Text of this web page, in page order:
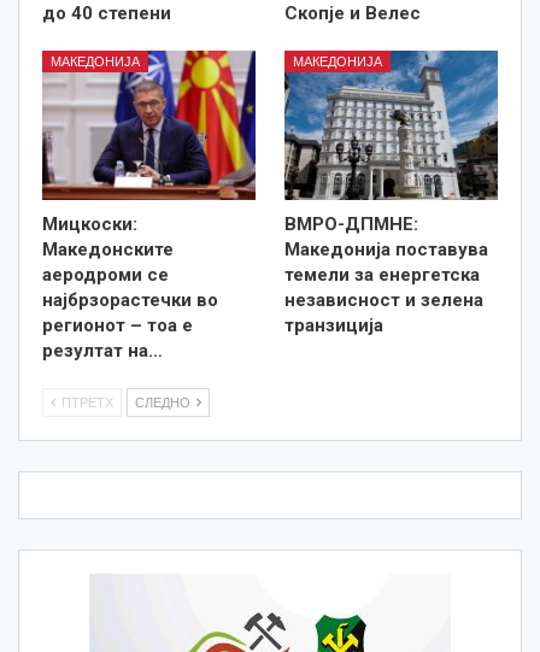
до 40 степени
Скопје и Велес
МАКЕДОНИЈА
Мицкоски:
Македонските
аеродроми се
најбрзорастечки во
регионот – тоа е
резултат на…
МАКЕДОНИЈА
ВМРО-ДПМНЕ:
Македонија поставува
темели за енергетска
независност и зелена
транзиција
ПТРЕТХ СЛЕДНО